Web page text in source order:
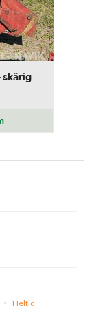
Heltid